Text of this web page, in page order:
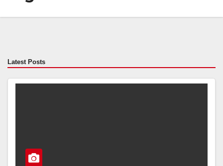
Latest Posts